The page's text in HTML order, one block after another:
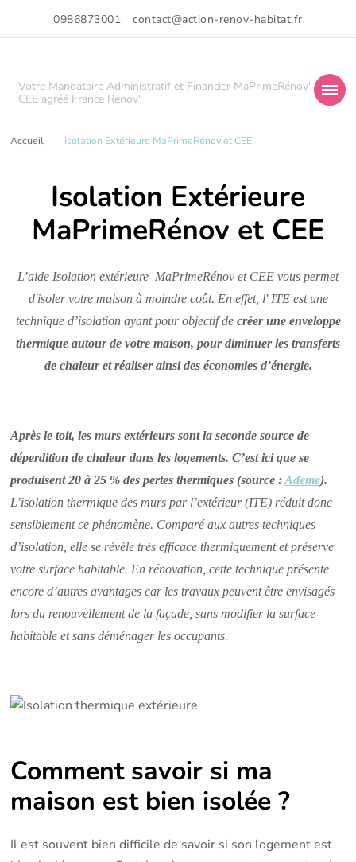
0986873001 contact@action-renov-habitat.fr
Votre Mandataire Administratif et Financier MaPrimeRénov'
CEE agréé France Rénov'
Accueil Isolation Extérieure MaPrimeRénov et CEE
Isolation Extérieure
MaPrimeRénov et CEE
L’aide Isolation extérieure MaPrimeRénov et CEE vous permet
d'isoler votre maison à moindre coût. En effet, l' ITE est une
technique d’isolation ayant pour objectif de créer une enveloppe
thermique autour de votre maison, pour diminuer les transferts
de chaleur et réaliser ainsi des économies d’énergie.
Après le toit, les murs extérieurs sont la seconde source de
déperdition de chaleur dans les logements. C’est ici que se
produisent 20 à 25 % des pertes thermiques (source :Ademe).
L’isolation thermique des murs par l’extérieur (ITE) réduit donc
sensiblement ce phénomène. Comparé aux autres techniques
d’isolation, elle se révèle très efficace thermiquement et préserve
votre surface habitable. En rénovation, cette technique présente
encore d’autres avantages car les travaux peuvent être envisagés
lors du renouvellement de la façade, sans modifier la surface
habitable et sans déménager les occupants.
Comment savoir si ma
maison est bien isolée ?
Il est souvent bien difficile de savoir si son logement est